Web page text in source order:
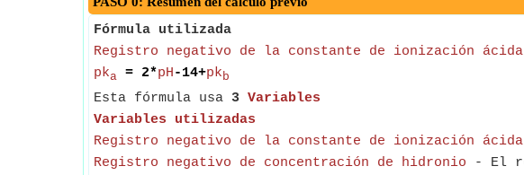
Fórmula utilizada
Registro negativo de la constante de ionización ácida
pka = 2*pH-14+pkb
Esta fórmula usa 3 Variables
Variables utilizadas
Registro negativo de la constante de ionización ácida
Registro negativo de concentración de hidronio - El